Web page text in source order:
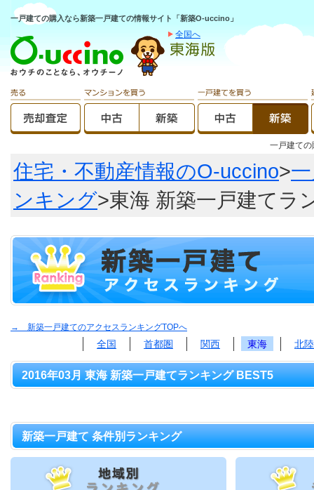
一戸建ての購入なら新築一戸建ての情報サイト「新築O-uccino」
全国へ
一戸建て
住宅・不動産情報のO-uccino>
ンキング>東海 新築一戸建てラ
→ 新築一戸建てのアクセスランキングTOPへ
全国 首都圏 関西 東海 北
2016年03月 東海 新築一戸建てランキング BEST5
新築一戸建て 条件別ランキング